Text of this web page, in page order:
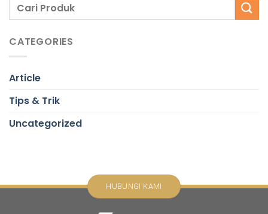
CATEGORIES
Article
Tips & Trik
Uncategorized
HUBUNGI KAMI